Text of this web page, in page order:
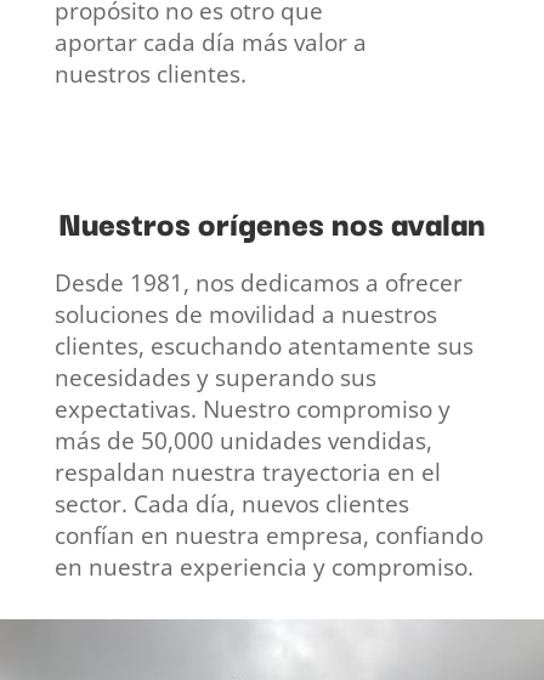
propósito no es otro que
aportar cada día más valor a
nuestros clientes.
Nuestros orígenes nos avalan
Desde 1981, nos dedicamos a ofrecer
soluciones de movilidad a nuestros
clientes, escuchando atentamente sus
necesidades y superando sus
expectativas. Nuestro compromiso y
más de 50,000 unidades vendidas,
respaldan nuestra trayectoria en el
sector. Cada día, nuevos clientes
confían en nuestra empresa, confiando
en nuestra experiencia y compromiso.